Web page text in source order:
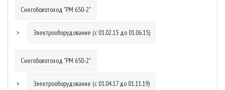
Снегоболотоход "РМ 650-2"
Электрооборудование (с 01.02.15 до 01.06.15)
Снегоболотоход "РМ 650-2"
Электрооборудование (с 01.04.17 до 01.11.19)